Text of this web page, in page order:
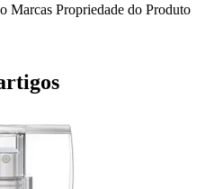
Marcas Propriedade do Produto